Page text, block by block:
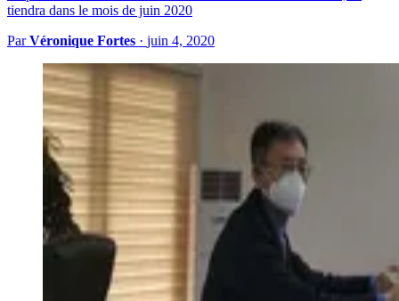
tiendra dans le mois de juin 2020
ParVéronique Fortes · juin 4, 2020